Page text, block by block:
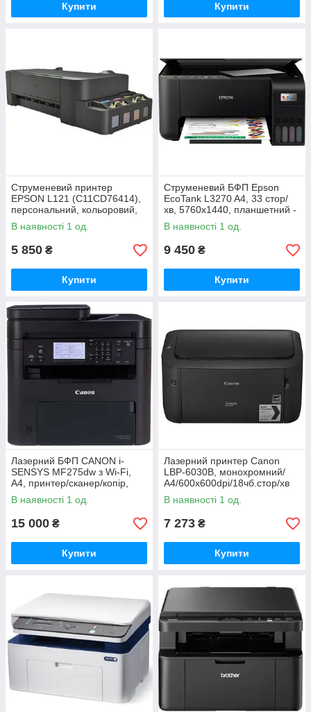
Купити Купити
Струменевий принтер
EPSON L121 (C11CD76414),
персональний, кольоровий,
A4, 3 pl, 4.5 стр/мин, USB
В наявності 1 од.
5 850 ₴
Купити
Струменевий БФП Epson
EcoTank L3270 A4, 33 стор/
хв, 5760x1440, планшетний -
2400х1200, USB, 3.9кг
В наявності 1 од.
9 450 ₴
Купити
Лазерний БФП CANON i-
SENSYS MF275dw з Wi-Fi,
А4, принтер/сканер/копір,
Ethernet, USB, Cart.071 Black
В наявності 1 од.
15 000 ₴
Купити
Лазерний принтер Canon
LBP-6030B, монохромний/
А4/600х600dpi/18чб.стор/хв
В наявності 1 од.
7 273 ₴
Купити